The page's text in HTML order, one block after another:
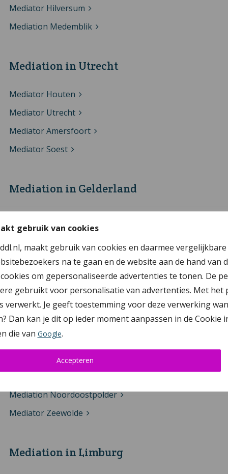
gebruik van cookies
maakt gebruik van cookies en daarmee
na te gaan en de website aan de hand van
om gepersonaliseerde advertenties te tonen. De
gebruikt voor personalisatie van advertenties. Met het
verwerkt. Je geeft toestemming voor deze verwerking
Dan kan je dit op ieder moment aanpassen in de
die van Google.
Accepteren
Mediation in Limburg
Mediation in Flevoland
Mediator Almere
Mediator Dronten
Mediation Noordoostpolder
Mediator Zeewolde
Mediation in Gelderland
Mediator Ede
Mediator Arnhem
Mediator Apeldoorn
Mediation in Utrecht
Mediator Houten
Mediator Utrecht
Mediator Amersfoort
Mediator Soest
Mediator Hilversum
Mediation Medemblik